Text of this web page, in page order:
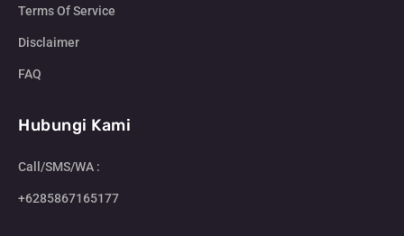
Terms Of Service
Disclaimer
FAQ
Hubungi Kami
Call/SMS/WA :
+6285867165177